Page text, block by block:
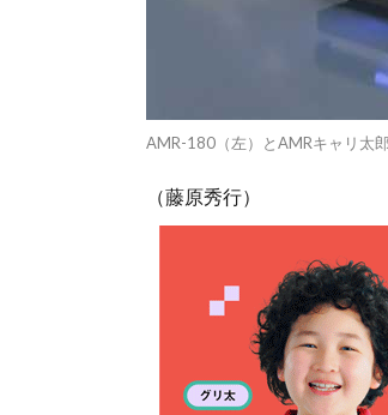
AMR-180（左）とAMRキャリ太
（藤原秀行）